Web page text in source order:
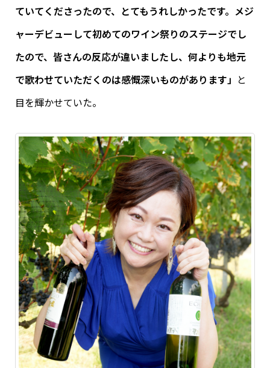
ていてくださったので、とてもうれしかったです。メジ
ャーデビューして初めてのワイン祭りのステージでし
たので、皆さんの反応が違いましたし、何よりも地元
で歌わせていただくのは感慨深いものがあります」 と
目を輝かせていた。